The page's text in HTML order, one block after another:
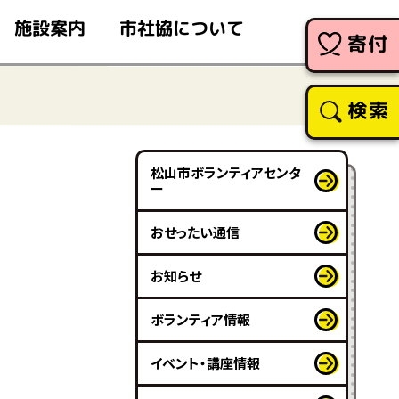
施設案内 市社協について
寄付
検索
松山市ボランティアセンタ
ー
おせったい通信
お知らせ
ボランティア情報
イベント・講座情報